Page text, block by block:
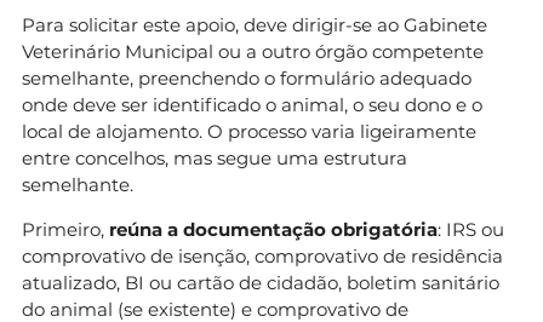
Para solicitar este apoio, deve dirigir-se ao Gabinete
Veterinário Municipal ou a outro órgão competente
semelhante, preenchendo o formulário adequado
onde deve ser identificado o animal, o seu dono e o
local de alojamento. O processo varia ligeiramente
entre concelhos, mas segue uma estrutura
semelhante.
Primeiro, reúna a documentação obrigatória: IRS ou
comprovativo de isenção, comprovativo de residência
atualizado, BI ou cartão de cidadão, boletim sanitário
do animal (se existente) e comprovativo de